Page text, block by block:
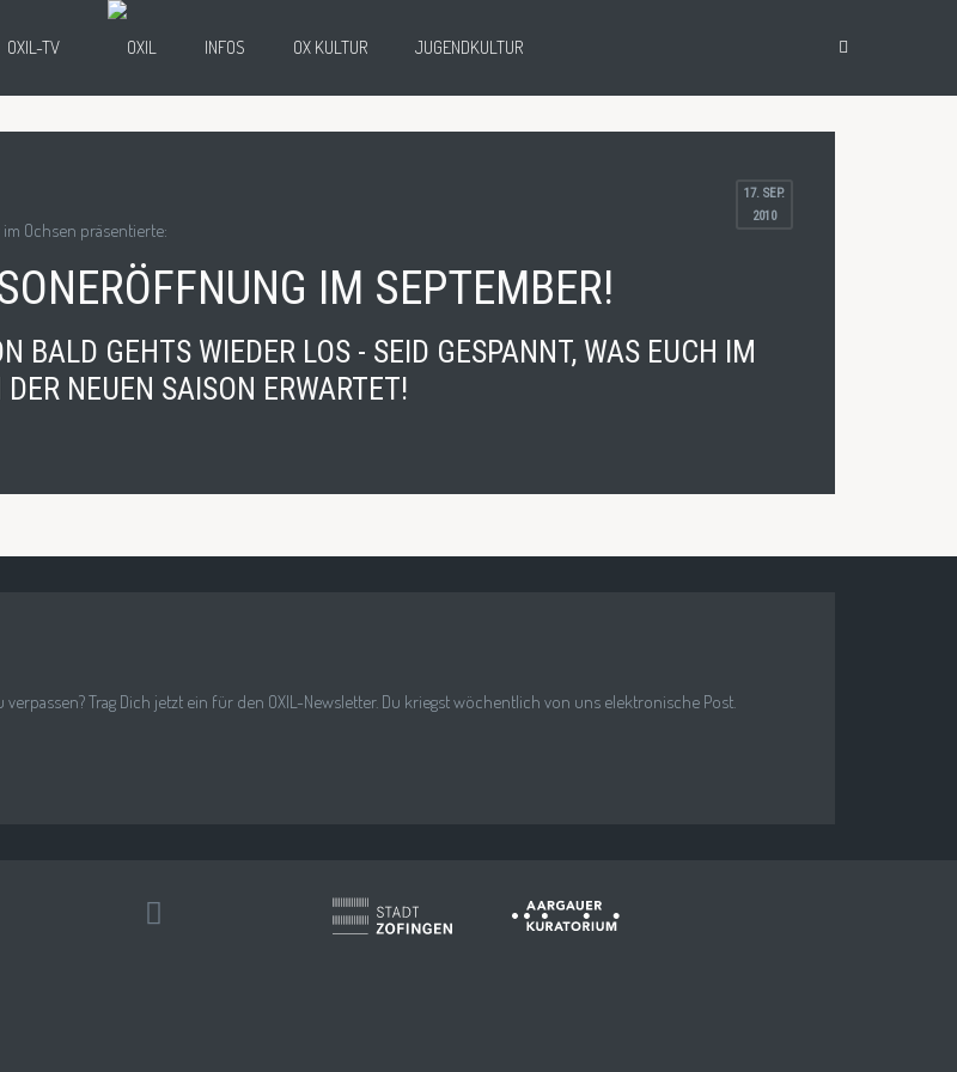
OXIL-TV INFOS OX KULTUR JUGENDKULTUR
17. SEP.
2010
im Ochsen präsentierte:
IM SEPTEMBER!
BALD GEHTS WIEDER LOS - SEID GESPANNT, WAS EUCH IM
DER NEUEN SAISON ERWARTET!
Trag Dich jetzt ein für den OXIL-Newsletter. Du kriegst wöchentlich von uns elektronische Post.